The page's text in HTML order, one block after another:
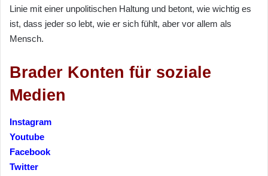
Linie mit einer unpolitischen Haltung und betont, wie wichtig es
ist, dass jeder so lebt, wie er sich fühlt, aber vor allem als
Mensch.
Brader Konten für soziale
Medien
Instagram
Youtube
Facebook
Twitter